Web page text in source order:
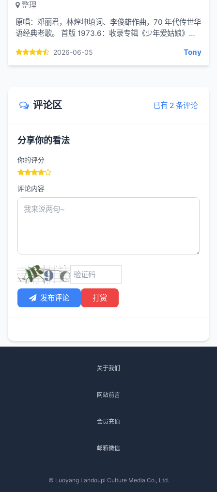
整理
原唱：邓丽君，林煌坤填词、李俊雄作曲，70 年代传世华
语经典老歌。 首版 1973.6：收录专辑《少年爱姑娘》
唱片重录，...2026-06-05 Tony
评论区 已有 2 条评论
分享你的看法
你的评分
评论内容
发布评论 打赏
关于我们
网站前言
会员充值
邮箱微信
© Luoyang Landoupi Culture Media Co., Ltd.